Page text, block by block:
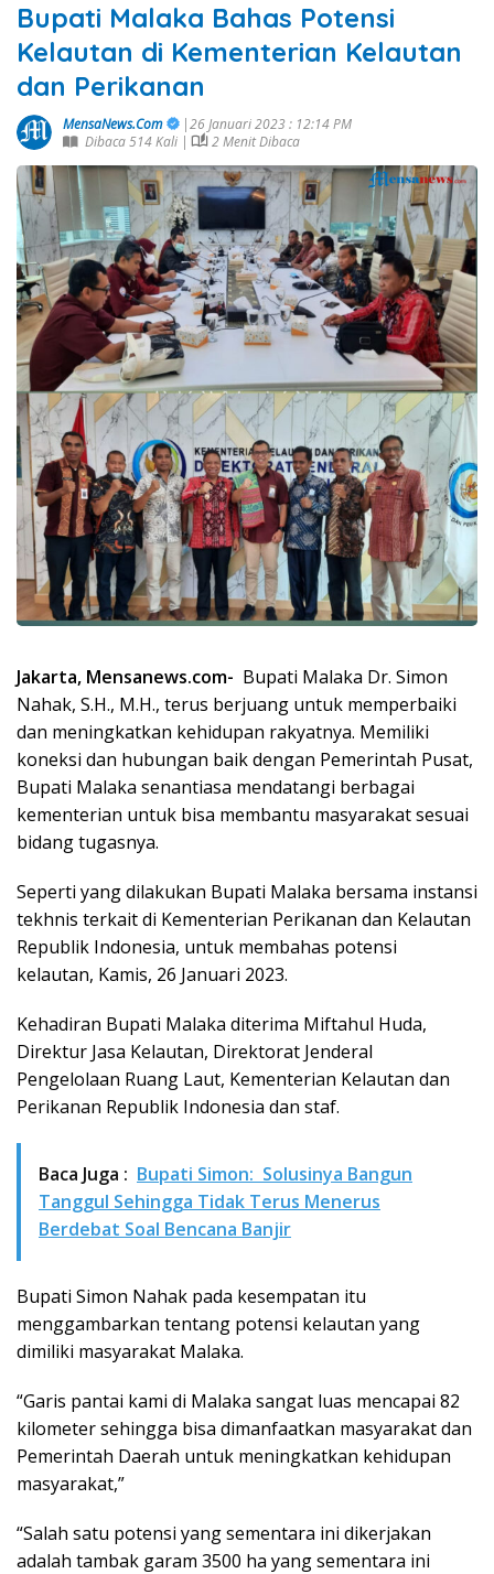
Bupati Malaka Bahas Potensi
Kelautan di Kementerian Kelautan
dan Perikanan
MensaNews.Com
|26 Januari 2023 : 12:14 PM
Dibaca 514 Kali |
2 Menit Dibaca
Jakarta, Mensanews.com- Bupati Malaka Dr. Simon
Nahak, S.H., M.H., terus berjuang untuk memperbaiki
dan meningkatkan kehidupan rakyatnya. Memiliki
koneksi dan hubungan baik dengan Pemerintah Pusat,
Bupati Malaka senantiasa mendatangi berbagai
kementerian untuk bisa membantu masyarakat sesuai
bidang tugasnya.
Seperti yang dilakukan Bupati Malaka bersama instansi
tekhnis terkait di Kementerian Perikanan dan Kelautan
Republik Indonesia, untuk membahas potensi
kelautan, Kamis, 26 Januari 2023.
Kehadiran Bupati Malaka diterima Miftahul Huda,
Direktur Jasa Kelautan, Direktorat Jenderal
Pengelolaan Ruang Laut, Kementerian Kelautan dan
Perikanan Republik Indonesia dan staf.
Baca Juga : Bupati Simon: Solusinya Bangun
Tanggul Sehingga Tidak Terus Menerus
Berdebat Soal Bencana Banjir
Bupati Simon Nahak pada kesempatan itu
menggambarkan tentang potensi kelautan yang
dimiliki masyarakat Malaka.
“Garis pantai kami di Malaka sangat luas mencapai 82
kilometer sehingga bisa dimanfaatkan masyarakat dan
Pemerintah Daerah untuk meningkatkan kehidupan
masyarakat,”
“Salah satu potensi yang sementara ini dikerjakan
adalah tambak garam 3500 ha yang sementara ini